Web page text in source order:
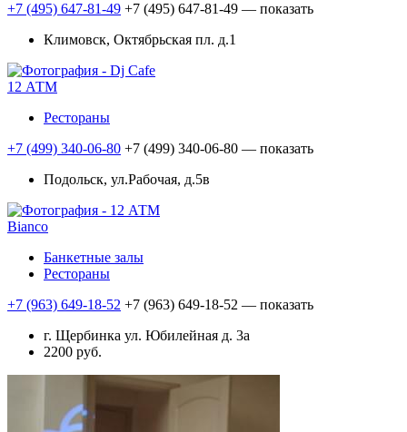
+7 (495) 647-81-49 +7 (495) 647-81-49 — показать
Климовск, Октябрьская пл. д.1
12 АТМ
Рестораны
+7 (499) 340-06-80 +7 (499) 340-06-80 — показать
Подольск, ул.Рабочая, д.5в
Bianco
Банкетные залы
Рестораны
+7 (963) 649-18-52 +7 (963) 649-18-52 — показать
г. Щербинка ул. Юбилейная д. 3а
2200 руб.